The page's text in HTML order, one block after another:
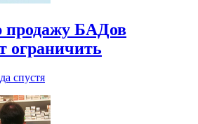
продажу БАДов
ограничить
спустя